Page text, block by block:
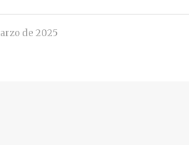
de 2025